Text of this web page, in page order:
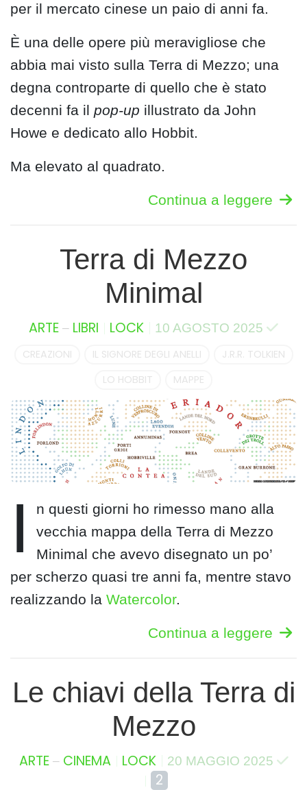
per il mercato cinese un paio di anni fa.
È una delle opere più meravigliose che
abbia mai visto sulla Terra di Mezzo; una
degna controparte di quello che è stato
decenni fa il pop-up illustrato da John
Howe e dedicato allo Hobbit.
Ma elevato al quadrato.
Continua a leggere
Terra di Mezzo
Minimal
ARTE– LIBRI LOCK 10 AGOSTO 2025
CREAZIONI IL SIGNORE DEGLI ANELLI
J.R.R. TOLKIEN
LO HOBBIT
MAPPE
I
n questi giorni ho rimesso mano alla
vecchia mappa della Terra di Mezzo
Minimal che avevo disegnato un po’
per scherzo quasi tre anni fa, mentre stavo
realizzando la Watercolor.
Continua a leggere
Le chiavi della Terra di
Mezzo
ARTE– CINEMA LOCK 20 MAGGIO 2025
2